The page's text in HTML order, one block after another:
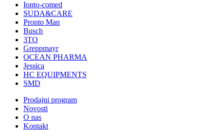
Ionto-comed
SUDA&CARE
Pronto Man
Busch
3TO
Greppmayr
OCEAN PHARMA
Jessica
HC EQUIPMENTS
SMD
Prodajni program
Novosti
O nas
Kontakt